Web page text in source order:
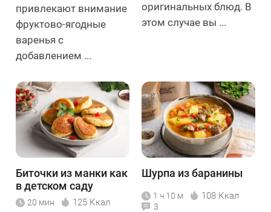
привлекают внимание
фруктово-ягодные
варенья с
добавлением ...
оригинальных блюд. В
этом случае вы ...
Биточки из манки как
в детском саду
20 мин 125 Ккал
Шурпа из баранины
1 ч 10 м 108 Ккал
3